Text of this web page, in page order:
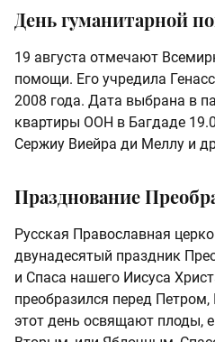
День гуманитарной
19 августа отмечают
помощи. Его учредила
2008 года. Дата выбрана в
квартиры ООН в Багдаде
Сержиу Виейра ди Меллу и
Празднование
Русская Православная
двунадесятый праздник
и Спаса нашего Иисуса
преобразился перед
этот день освящают плоды,